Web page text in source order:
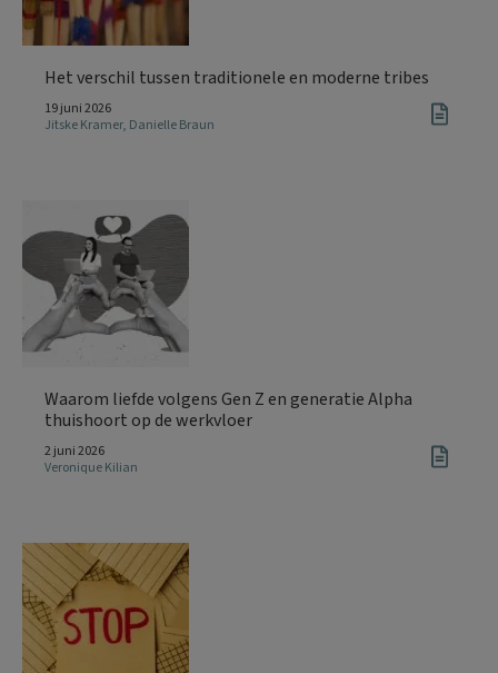
Het verschil tussen traditionele en moderne tribes
19 juni 2026
Jitske Kramer, Danielle Braun
Waarom liefde volgens Gen Z en generatie Alpha
thuishoort op de werkvloer
2 juni 2026
Veronique Kilian